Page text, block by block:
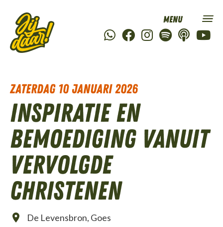
zaterdag 10 januari 2026
Inspiratie en
bemoediging vanuit
vervolgde
christenen
De Levensbron, Goes